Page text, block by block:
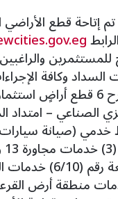
إتاحة قطع الأراضي
للمستثمرين
السداد وكافة